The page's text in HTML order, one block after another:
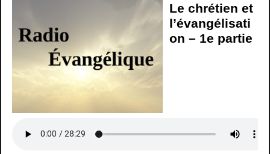
Le chrétien et
l’évangélisati
on – 1e partie